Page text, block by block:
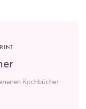
Kochbücher.